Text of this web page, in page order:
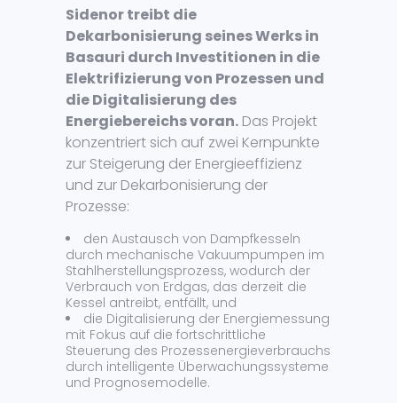
Sidenor treibt die
Dekarbonisierung seines Werks in
Basauri durch Investitionen in die
Elektrifizierung von Prozessen und
die Digitalisierung des
Energiebereichs voran. Das Projekt
konzentriert sich auf zwei Kernpunkte
zur Steigerung der Energieeffizienz
und zur Dekarbonisierung der
Prozesse:
den Austausch von Dampfkesseln
durch mechanische Vakuumpumpen im
Stahlherstellungsprozess, wodurch der
Verbrauch von Erdgas, das derzeit die
Kessel antreibt, entfällt, und
die Digitalisierung der Energiemessung
mit Fokus auf die fortschrittliche
Steuerung des Prozessenergieverbrauchs
durch intelligente Überwachungssysteme
und Prognosemodelle.